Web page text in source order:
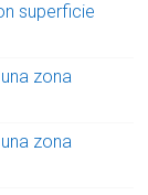
superficie
zona
zona